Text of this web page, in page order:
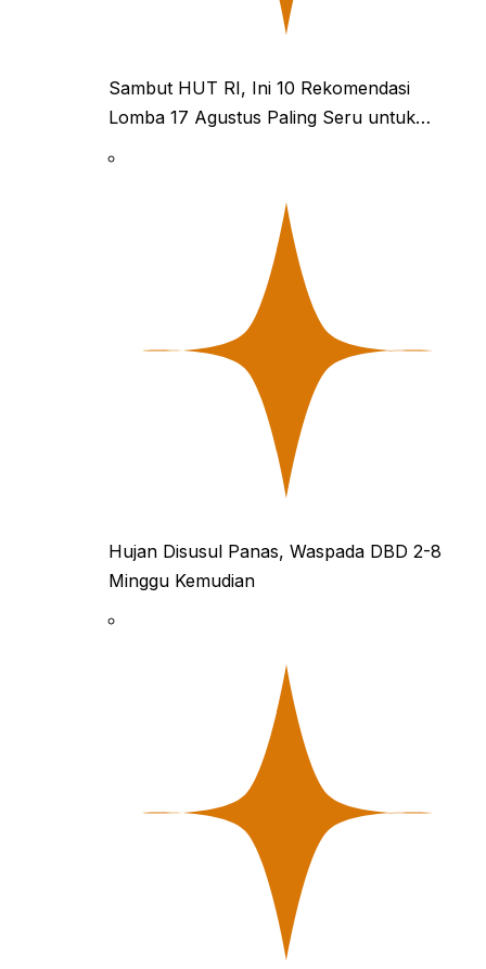
Sambut HUT RI, Ini 10 Rekomendasi
Lomba 17 Agustus Paling Seru untuk…
Hujan Disusul Panas, Waspada DBD 2-8
Minggu Kemudian